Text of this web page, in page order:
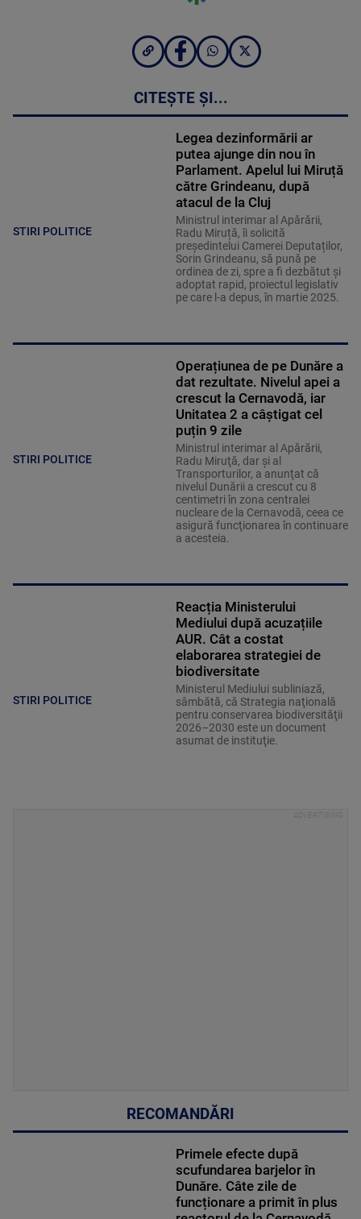
CITEȘTE ȘI...
STIRI POLITICE
Legea dezinformării ar
putea ajunge din nou în
Parlament. Apelul lui Miruță
către Grindeanu, după
atacul de la Cluj
Ministrul interimar al Apărării,
Radu Miruță, îi solicită
președintelui Camerei Deputaților,
Sorin Grindeanu, să pună pe
ordinea de zi, spre a fi dezbătut și
adoptat rapid, proiectul legislativ
pe care l-a depus, în martie 2025.
STIRI POLITICE
Operațiunea de pe Dunăre a
dat rezultate. Nivelul apei a
crescut la Cernavodă, iar
Unitatea 2 a câștigat cel
puțin 9 zile
Ministrul interimar al Apărării,
Radu Miruţă, dar şi al
Transporturilor, a anunţat că
nivelul Dunării a crescut cu 8
centimetri în zona centralei
nucleare de la Cernavodă, ceea ce
asigură funcţionarea în continuare
a acesteia.
STIRI POLITICE
Reacția Ministerului
Mediului după acuzațiile
AUR. Cât a costat
elaborarea strategiei de
biodiversitate
Ministerul Mediului subliniază,
sâmbătă, că Strategia naţională
pentru conservarea biodiversităţii
2026–2030 este un document
asumat de instituţie.
RECOMANDĂRI
Primele efecte după
scufundarea barjelor în
Dunăre. Câte zile de
funcționare a primit în plus